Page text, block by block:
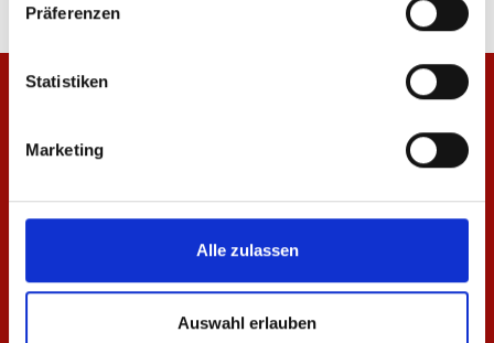
Präferenzen
Statistiken
Marketing
Alle zulassen
Auswahl erlauben